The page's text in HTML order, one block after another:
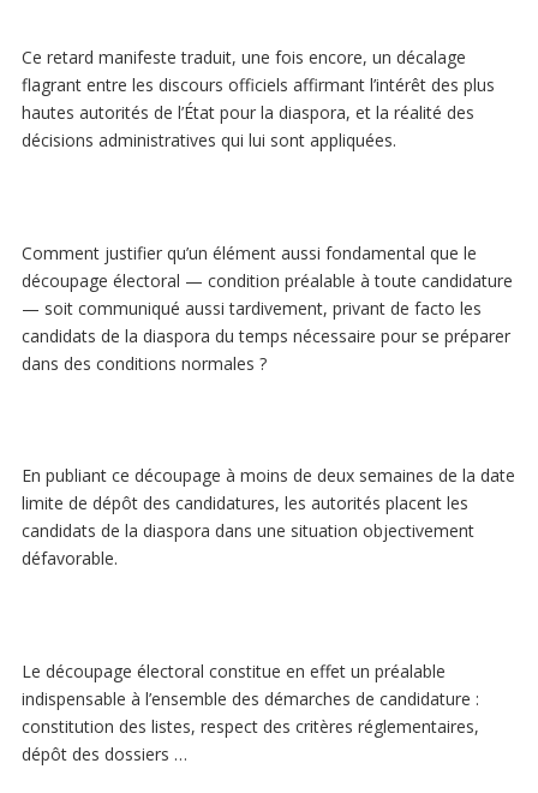
Ce retard manifeste traduit, une fois encore, un décalage
flagrant entre les discours officiels affirmant l’intérêt des plus
hautes autorités de l’État pour la diaspora, et la réalité des
décisions administratives qui lui sont appliquées.
Comment justifier qu’un élément aussi fondamental que le
découpage électoral — condition préalable à toute candidature
— soit communiqué aussi tardivement, privant de facto les
candidats de la diaspora du temps nécessaire pour se préparer
dans des conditions normales ?
En publiant ce découpage à moins de deux semaines de la date
limite de dépôt des candidatures, les autorités placent les
candidats de la diaspora dans une situation objectivement
défavorable.
Le découpage électoral constitue en effet un préalable
indispensable à l’ensemble des démarches de candidature :
constitution des listes, respect des critères réglementaires,
dépôt des dossiers …